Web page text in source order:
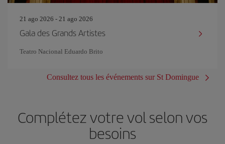
21 ago 2026 - 21 ago 2026
Gala des Grands Artistes
Teatro Nacional Eduardo Brito
Consultez tous les événements sur St Domingue
Complétez votre vol selon vos
besoins